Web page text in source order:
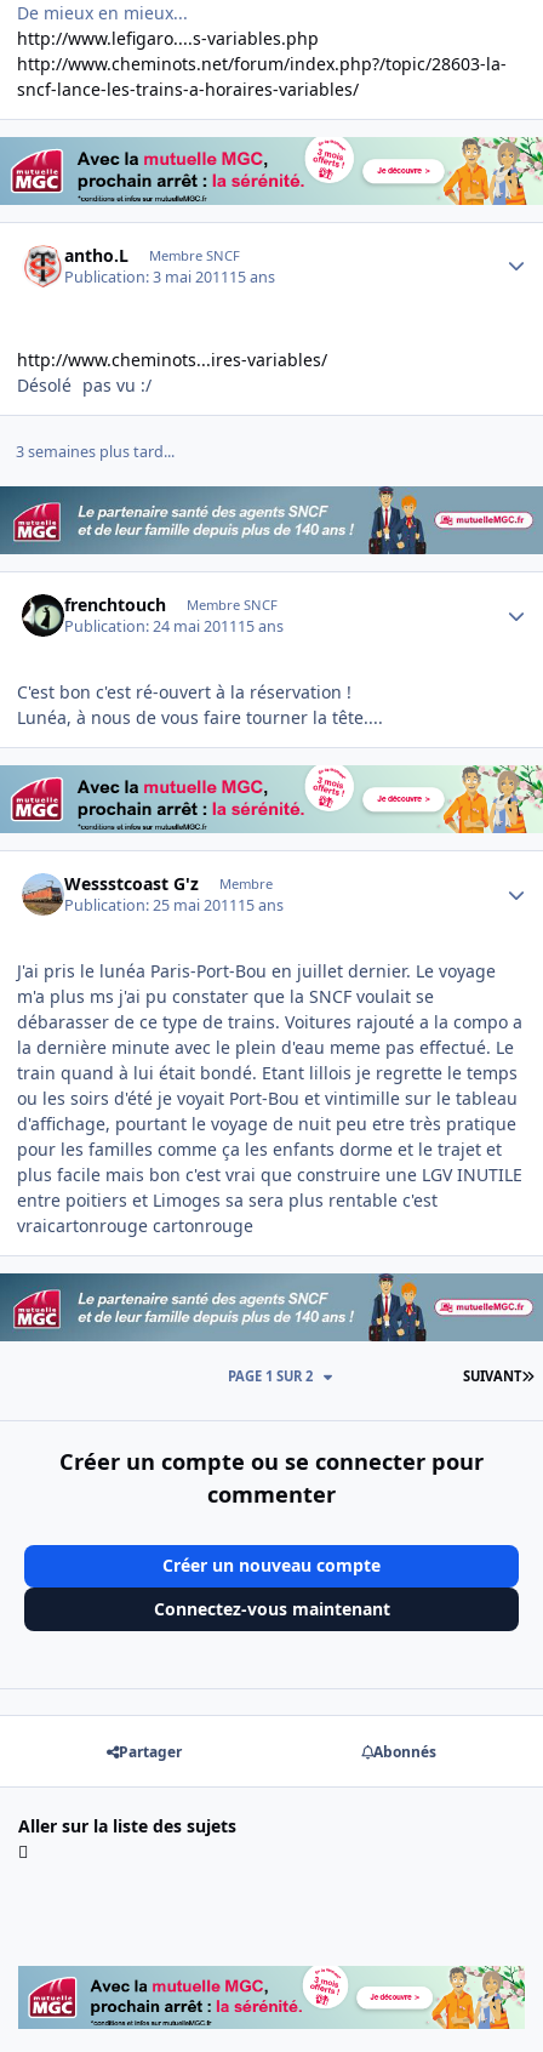
De mieux en mieux...
http://www.lefigaro....s-variables.php
http://www.cheminots.net/forum/index.php?/topic/28603-la-
sncf-lance-les-trains-a-horaires-variables/
antho.L Membre SNCF
Publication:3 mai 201115 ans
http://www.cheminots...ires-variables/
Désolé pas vu :/
3 semaines plus tard...
frenchtouch Membre SNCF
Publication:24 mai 201115 ans
C'est bon c'est ré-ouvert à la réservation !
Lunéa, à nous de vous faire tourner la tête....
Wessstcoast G'z Membre
Publication:25 mai 201115 ans
J'ai pris le lunéa Paris-Port-Bou en juillet dernier. Le voyage
m'a plus ms j'ai pu constater que la SNCF voulait se
débarasser de ce type de trains. Voitures rajouté a la compo a
la dernière minute avec le plein d'eau meme pas effectué. Le
train quand à lui était bondé. Etant lillois je regrette le temps
ou les soirs d'été je voyait Port-Bou et vintimille sur le tableau
d'affichage, pourtant le voyage de nuit peu etre très pratique
pour les familles comme ça les enfants dorme et le trajet et
plus facile mais bon c'est vrai que construire une LGV INUTILE
entre poitiers et Limoges sa sera plus rentable c'est
vraicartonrouge cartonrouge
SUIVANT
PAGE 1 SUR 2
Créer un compte ou se connecter pour
commenter
Créer un nouveau compte
Connectez-vous maintenant
Partager Abonnés
Aller sur la liste des sujets